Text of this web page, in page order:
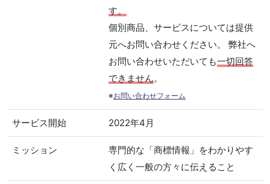
す。
個別商品、サービスについては提供
元へお問い合わせください。 弊社へ
お問い合わせいただいても一切回答
できません。
※お問い合わせフォーム
サービス開始 2022年4月
ミッション
専門的な「商標情報」をわかりやす
く広く一般の方々に伝えること